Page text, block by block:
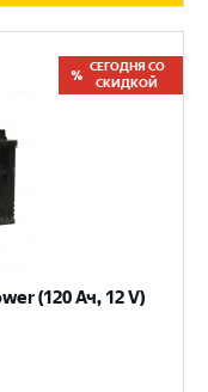
СЕГОДНЯ СО
СКИДКОЙ
(120 Ач, 12 V)